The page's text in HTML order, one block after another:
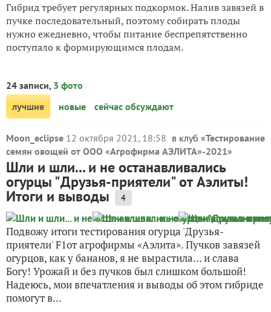
Гибрид требует регулярных подкормок. Налив завязей в
пучке последовательный, поэтому собирать плоды
нужно ежедневно, чтобы питание беспрепятственно
поступало к формирующимся плодам.
24 записи, 3 фото
лучшие
новые сейчас обсуждают
Moon_eclipse 12 октября 2021, 18:58 в клуб «Тестирование
семян овощей от ООО «Агрофирма АЭЛИТА»-2021»
Шли и шли... и не останавливались
огурцы "Друзья-приятели" от Аэлиты!
Итоги и выводы 4
Подвожу итоги тестирования огурца 'Друзья-
приятели' F1от агрофирмы «Аэлита». Пучков завязей
огурцов, как у бананов, я не вырастила… и слава
Богу! Урожай и без пучков был слишком большой!
Надеюсь, мои впечатления и выводы об этом гибриде
помогут в...